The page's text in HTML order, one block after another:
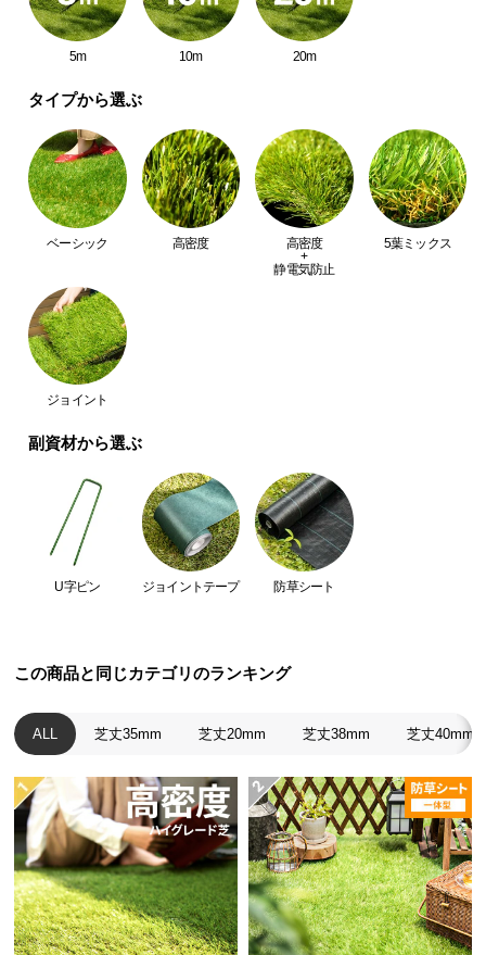
中
型
の
配
送
に
つ
小
型
商
品
の
配
て
置
サ
ー
ス
に
つ
い
て
搬
5m 10m 20m
タイプから選ぶ
ベーシック 高密度
高密度
+
静電気防止
5葉ミックス
ジョイント
副資材から選ぶ
U字ピン ジョイントテープ 防草シート
この商品と同じカテゴリのランキング
ALL 芝丈35mm 芝丈20mm 芝丈38mm 芝丈40mm